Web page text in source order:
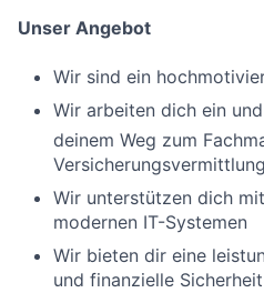
Unser Angebot
Wir sind ein
Wir arbeiten dich ein
deinem Weg zum
Wir unterstützen dich
modernen IT-Systemen
Wir bieten dir eine
und finanzielle Sicherheit